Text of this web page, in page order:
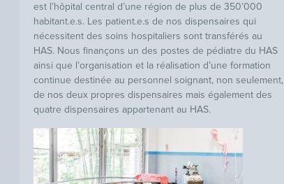
est l’hôpital central d’une région de plus de 350’000
habitant.e.s. Les patient.e.s de nos dispensaires qui
nécessitent des soins hospitaliers sont transférés au
HAS. Nous finançons un des postes de pédiatre du HAS
ainsi que l’organisation et la réalisation d’une formation
continue destinée au personnel soignant, non seulement,
de nos deux propres dispensaires mais également des
quatre dispensaires appartenant au HAS.